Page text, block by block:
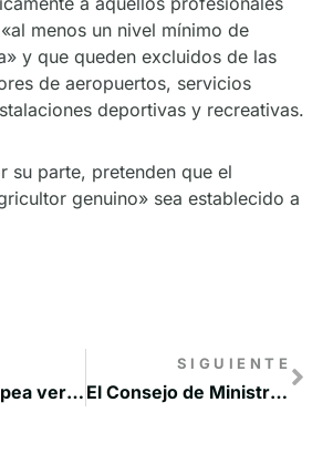
menos un nivel mínimo de
y que queden excluidos de las
de aeropuertos, servicios
deportivas y recreativas.
su parte, pretenden que el
genuino» sea establecido a
La Unión Europea vertebra todas sus políticas alrededor del “Pacto Verde Europeo”
SIGUIENTE
El Consejo de Ministros nombra a Francesc Boya secretario general para el Reto Demográfico